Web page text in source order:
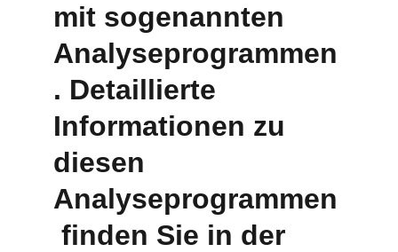
mit sogenannten
Analyseprogrammen
. Detaillierte
Informationen zu
diesen
Analyseprogrammen
finden Sie in der